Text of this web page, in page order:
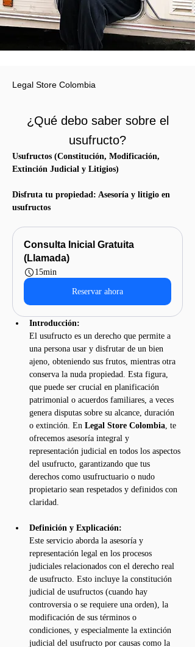
Legal Store Colombia
¿Qué debo saber sobre el
usufructo?
Usufructos (Constitución, Modificación,
Extinción Judicial y Litigios)
Disfruta tu propiedad: Asesoría y litigio en
usufructos
Consulta Inicial Gratuita
(Llamada)
15min
Reservar ahora
Introducción:
El usufructo es un derecho que permite a
una persona usar y disfrutar de un bien
ajeno, obteniendo sus frutos, mientras otra
conserva la nuda propiedad. Esta figura,
que puede ser crucial en planificación
patrimonial o acuerdos familiares, a veces
genera disputas sobre su alcance, duración
o extinción. En Legal Store Colombia, te
ofrecemos asesoría integral y
representación judicial en todos los aspectos
del usufructo, garantizando que tus
derechos como usufructuario o nudo
propietario sean respetados y definidos con
claridad.
Definición y Explicación:
Este servicio aborda la asesoría y
representación legal en los procesos
judiciales relacionados con el derecho real
de usufructo. Esto incluye la constitución
judicial de usufructos (cuando hay
controversia o se requiere una orden), la
modificación de sus términos o
condiciones, y especialmente la extinción
judicial del usufructo por causas como la